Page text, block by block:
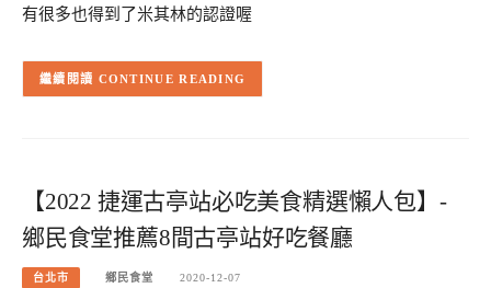
有很多也得到了米其林的認證喔
CONTINUE READING
【2022 捷運古亭站必吃美食精選懶人包】-
鄉民食堂推薦8間古亭站好吃餐廳
台北市 鄉民食堂 2020-12-07